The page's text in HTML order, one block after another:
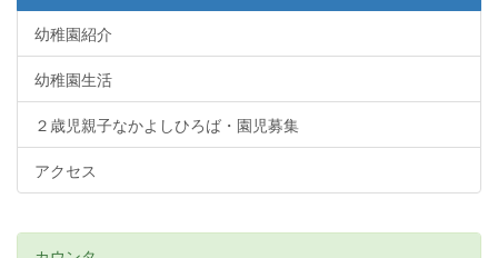
幼稚園紹介
幼稚園生活
２歳児親子なかよしひろば・園児募集
アクセス